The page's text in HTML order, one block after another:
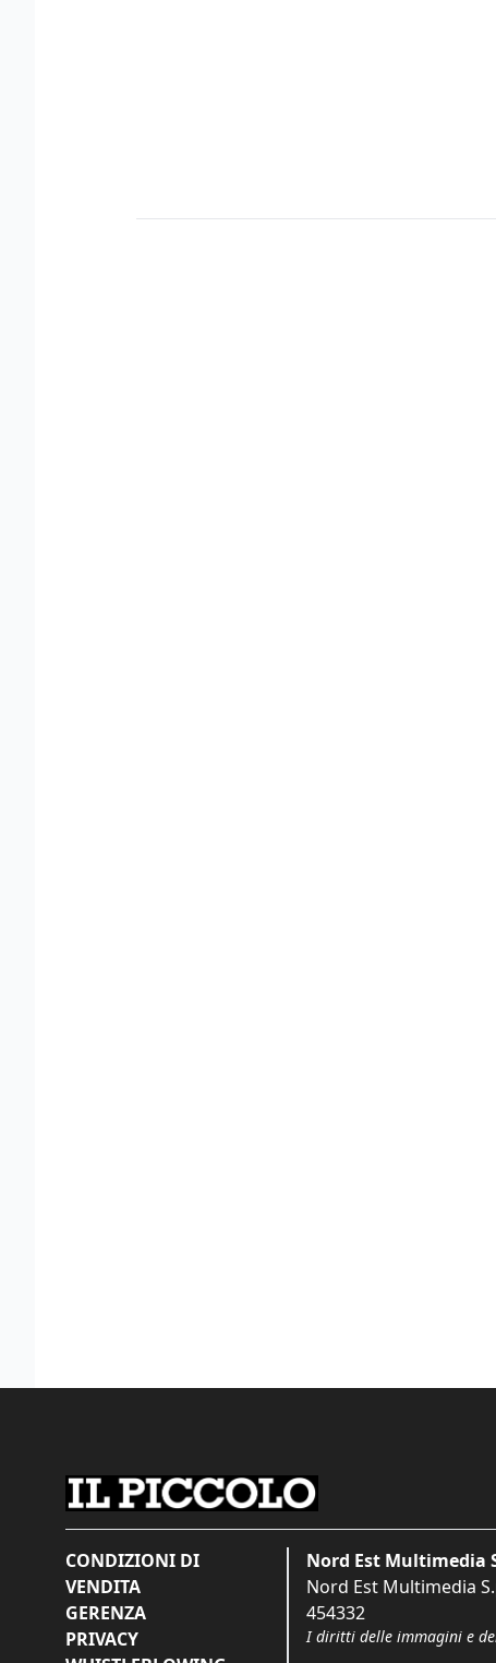
CONDIZIONI DI
VENDITA
GERENZA
PRIVACY
Nord Est Multimedia
Nord Est Multimedia
454332
I diritti delle immagini e